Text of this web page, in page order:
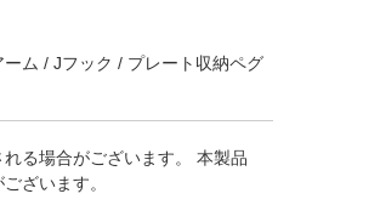
ム / Jフック / プレート収納ペグ
る場合がございます。 本製品
ざいます。